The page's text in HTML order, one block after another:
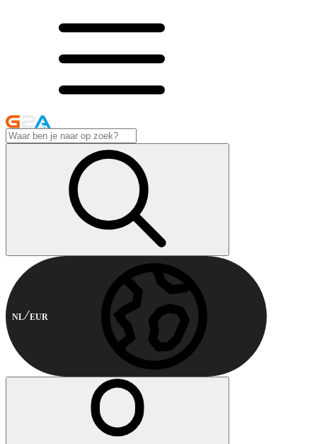
NL EUR